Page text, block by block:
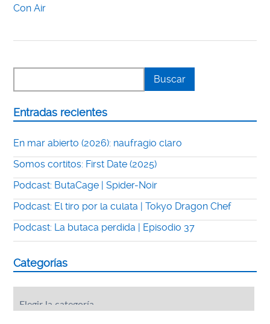
Con Air
Entradas recientes
En mar abierto (2026): naufragio claro
Somos cortitos: First Date (2025)
Podcast: ButaCage | Spider-Noir
Podcast: El tiro por la culata | Tokyo Dragon Chef
Podcast: La butaca perdida | Episodio 37
Categorías